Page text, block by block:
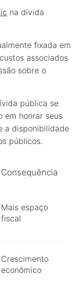
na dívida
fixada em
associados
sobre o
pública se
em honrar seus
a disponibilidade
públicos.
Consequência
Mais espaço
fiscal
Crescimento
econômico